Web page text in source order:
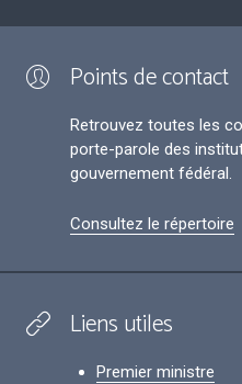
Points de contact
Retrouvez toutes les
porte-parole des
gouvernement fédéral.
Consultez le répertoire
Liens utiles
Premier ministre